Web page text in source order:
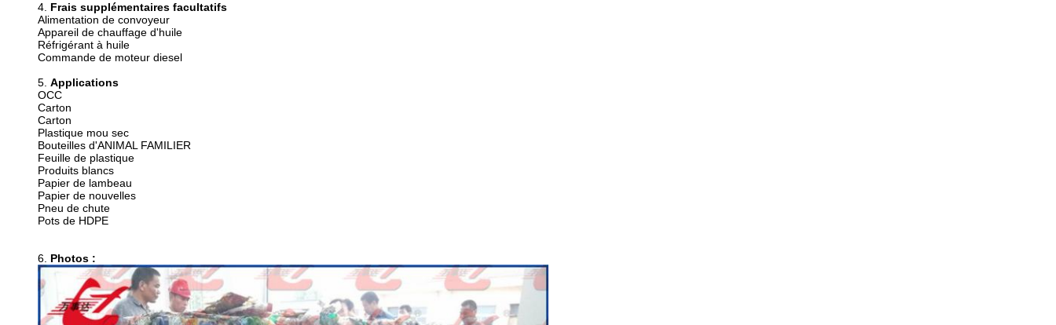
4. Frais supplémentaires facultatifs
Alimentation de convoyeur
Appareil de chauffage d'huile
Réfrigérant à huile
Commande de moteur diesel
5. Applications
OCC
Carton
Carton
Plastique mou sec
Bouteilles d'ANIMAL FAMILIER
Feuille de plastique
Produits blancs
Papier de lambeau
Papier de nouvelles
Pneu de chute
Pots de HDPE
6. Photos :